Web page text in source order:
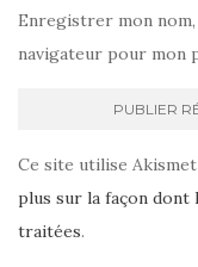
Enregistrer mon
navigateur pour mon
Ce site utilise
plus sur la façon dont
traitées.